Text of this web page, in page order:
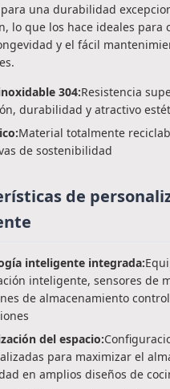
una durabilidad
lo que los hace ideales para
y el fácil
304:Resistencia
durabilidad y atractivo
Material totalmente
de sostenibilidad
de
inteligente integrada:
inteligente, sensores de
de almacenamiento
del espacio:
para maximizar el
en amplios diseños de